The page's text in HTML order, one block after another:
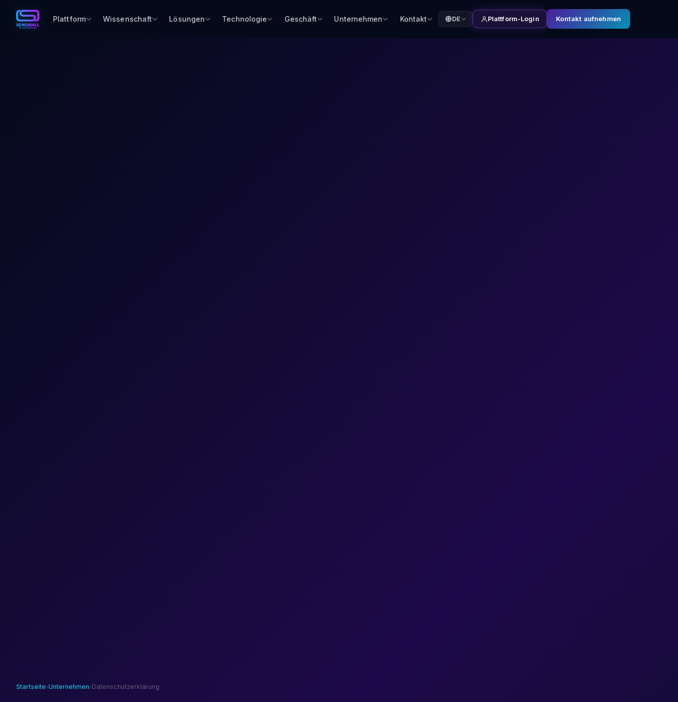
Plattform Wissenschaft Lösungen Technologie Geschäft Unternehmen Kontakt DE Plattform-Login Kontakt aufnehmen
Startseite›Unternehmen›Datenschutzerklärung